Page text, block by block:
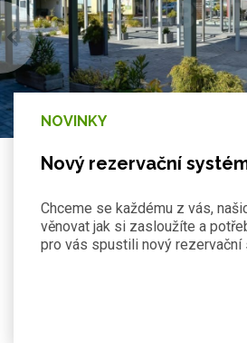
NOVINKY
Nový rezervační
Chceme se každému z vás,
věnovat jak si zasloužíte a
pro vás spustili nový rezervační